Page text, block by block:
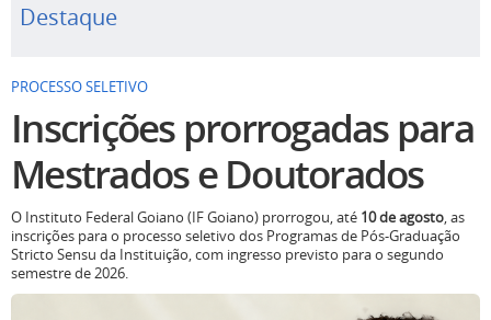
Destaque
PROCESSO SELETIVO
Inscrições prorrogadas para
Mestrados e Doutorados
O Instituto Federal Goiano (IF Goiano) prorrogou, até 10 de agosto, as
inscrições para o processo seletivo dos Programas de Pós-Graduação
Stricto Sensu da Instituição, com ingresso previsto para o segundo
semestre de 2026.